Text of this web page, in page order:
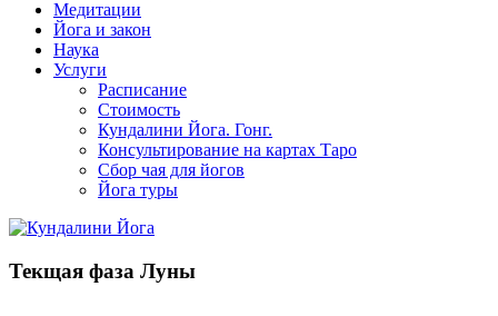
Медитации
Йога и закон
Наука
Услуги
Расписание
Стоимость
Кундалини Йога. Гонг.
Консультирование на картах Таро
Сбор чая для йогов
Йога туры
Текщая фаза Луны